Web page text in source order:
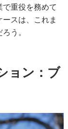
重役を務めて
スは、これま
う。
ョン：ブ